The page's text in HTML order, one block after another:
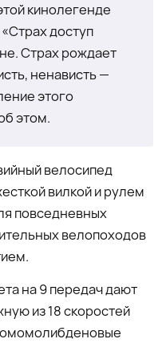
кинолегенде
доступ
Страх рождает
ненависть —
этого
этом.
велосипед
вилкой и рулем
повседневных
велопоходов
на 9 передач дают
из 18 скоростей